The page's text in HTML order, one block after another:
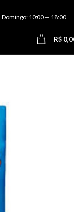
Domingo: 10:00 — 18:00
0 R$